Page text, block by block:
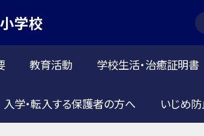
学校
教育活動 学校生活・治癒証明書
入学・転入する保護者の方へ いじめ